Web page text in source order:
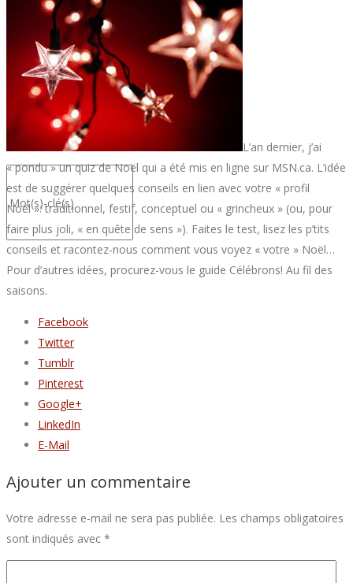
CONTACTEZ-NOUS
L’an dernier, j’ai
« pondu » un quiz de Noël qui a été mis en ligne sur MSN.ca. L’idée
est de suggérer quelques conseils en lien avec votre « profil
Noël »: traditionnel, festif, conceptuel ou « grincheux » (ou, pour
faire plus joli, « en quête de sens »). Faites le test, lisez les p’tits
conseils et racontez-nous comment vous voyez « votre » Noël…
Pour d’autres idées, procurez-vous le guide Célébrons! Au fil des
saisons.
Facebook
Twitter
Tumblr
Pinterest
Google+
LinkedIn
E-Mail
Ajouter un commentaire
Votre adresse e-mail ne sera pas publiée. Les champs obligatoires
sont indiqués avec *